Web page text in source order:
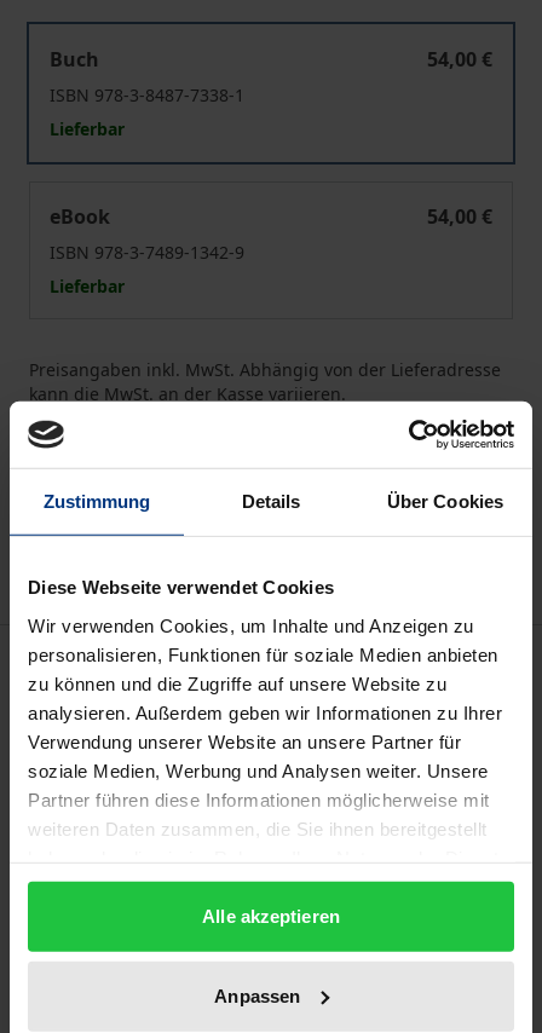
Zustimmung Details Über Cookies
Diese Webseite verwendet Cookies
Wir verwenden Cookies, um Inhalte und Anzeigen zu
personalisieren, Funktionen für soziale Medien anbieten
zu können und die Zugriffe auf unsere Website zu
analysieren. Außerdem geben wir Informationen zu Ihrer
Verwendung unserer Website an unsere Partner für
soziale Medien, Werbung und Analysen weiter. Unsere
Partner führen diese Informationen möglicherweise mit
weiteren Daten zusammen, die Sie ihnen bereitgestellt
gesammelt haben.
Alle akzeptieren
Anpassen
Buch
54,00 €
ISBN 978-3-8487-7338-1
Lieferbar
eBook
54,00 €
ISBN 978-3-7489-1342-9
Lieferbar
Preisangaben inkl. MwSt. Abhängig von der Lieferadresse
kann die MwSt. an der Kasse variieren.
In den Warenkorb
Zur Wunschliste hinzufügen
Hinweise zu Versandkosten
Beschreibung
Republikanismus, Theokratie, Militärdiktatur – das
sind häufige Assoziationen zur Herrschaft Oliver
Cromwells während des Interregnums in der Folge
der Englischen Revolution (1642-1660). Dabei ist es
kommunizierten Staats- und
Herrschaftsverständnisse, die unterschiedlichste
Anknüpfungspunkte für spätere Debatten um Staat,